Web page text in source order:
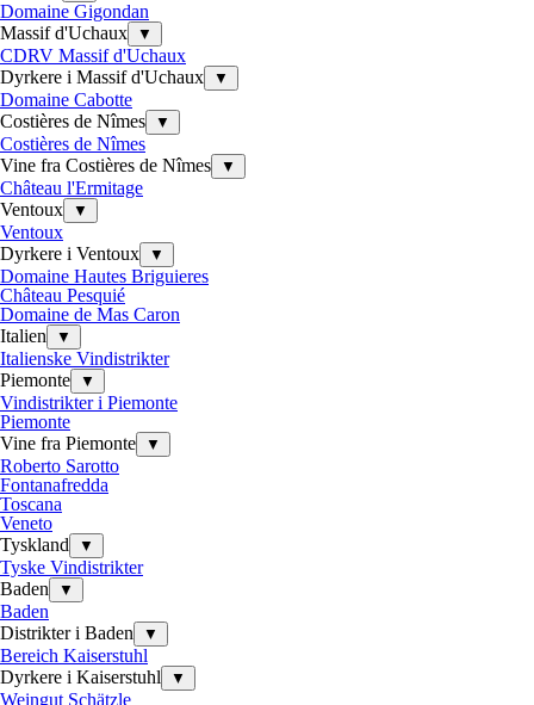
Domaine Gigondan
Massif d'Uchaux
▼
CDRV Massif d'Uchaux
Dyrkere i Massif d'Uchaux
▼
Domaine Cabotte
Costières de Nîmes
▼
Costières de Nîmes
Vine fra Costières de Nîmes
▼
Château l'Ermitage
Ventoux
▼
Ventoux
Dyrkere i Ventoux
▼
Domaine Hautes Briguieres
Château Pesquié
Domaine de Mas Caron
Italien
▼
Italienske Vindistrikter
Piemonte
▼
Vindistrikter i Piemonte
Piemonte
Vine fra Piemonte
▼
Roberto Sarotto
Fontanafredda
Toscana
Veneto
Tyskland
▼
Tyske Vindistrikter
Baden
▼
Baden
Distrikter i Baden
▼
Bereich Kaiserstuhl
Dyrkere i Kaiserstuhl
▼
Weingut Schätzle